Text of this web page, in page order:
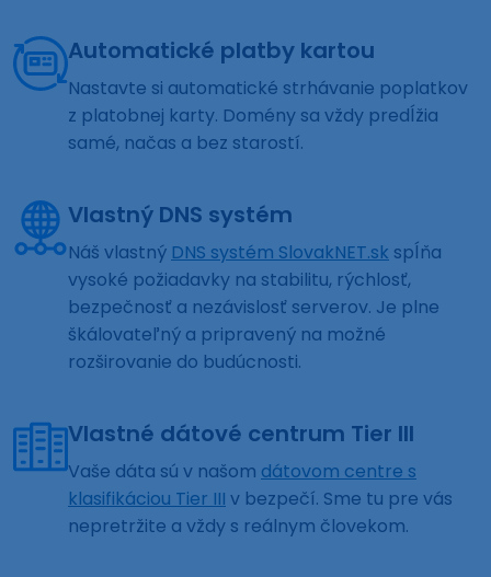
Automatické platby kartou
Nastavte si automatické strhávanie poplatkov
z platobnej karty. Domény sa vždy predĺžia
samé, načas a bez starostí.
Vlastný DNS systém
Náš vlastný DNS systém SlovakNET.sk spĺňa
vysoké požiadavky na stabilitu, rýchlosť,
bezpečnosť a nezávislosť serverov. Je plne
škálovateľný a pripravený na možné
rozširovanie do budúcnosti.
Vlastné dátové centrum Tier III
Vaše dáta sú v našom dátovom centre s
klasifikáciou Tier III v bezpečí. Sme tu pre vás
nepretržite a vždy s reálnym človekom.